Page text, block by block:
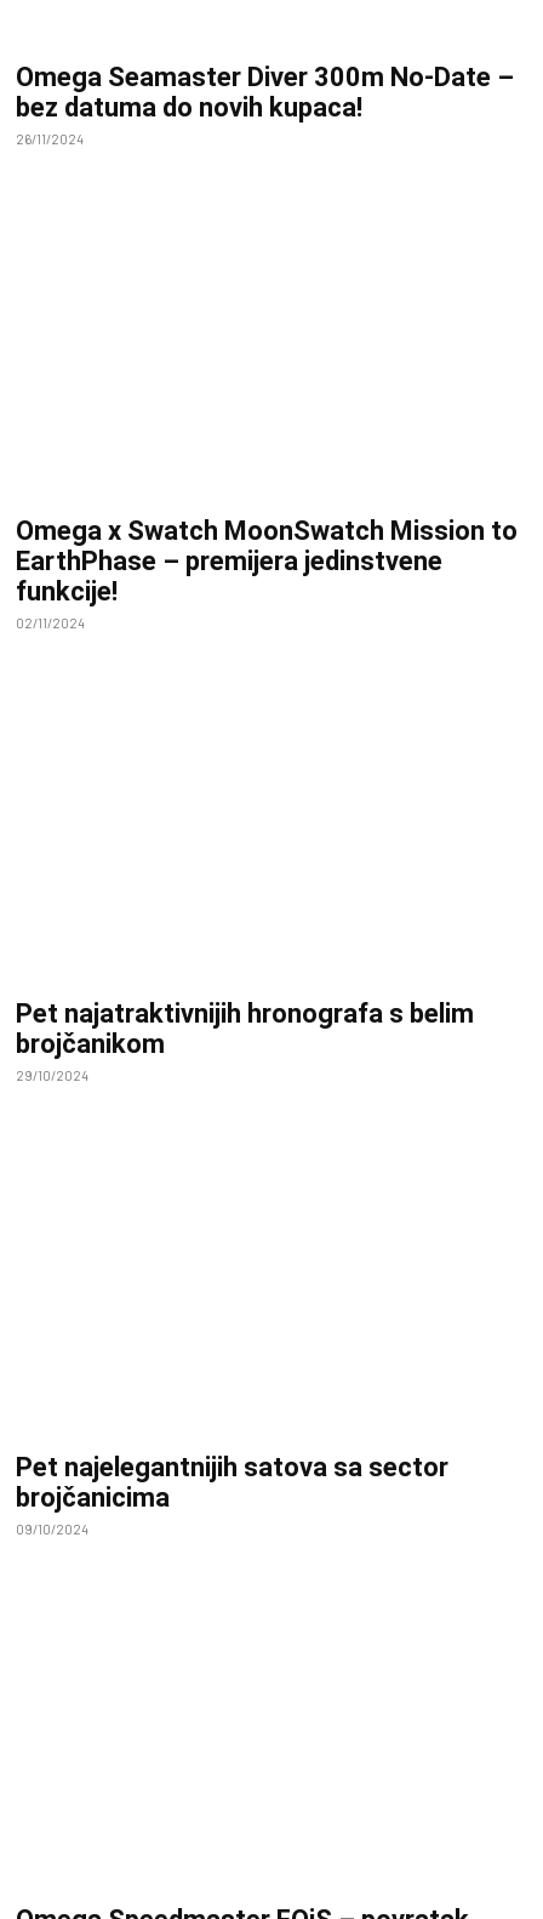
Omega Seamaster Diver 300m No-Date –
bez datuma do novih kupaca!
26/11/2024
Omega x Swatch MoonSwatch Mission to
EarthPhase – premijera jedinstvene
funkcije!
02/11/2024
Pet najatraktivnijih hronografa s belim
brojčanikom
29/10/2024
Pet najelegantnijih satova sa sector
brojčanicima
09/10/2024